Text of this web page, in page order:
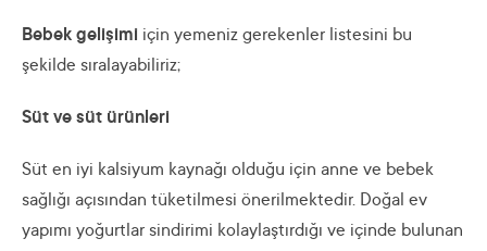
Bebek gelişimi için yemeniz gerekenler listesini bu
şekilde sıralayabiliriz;
Süt ve süt ürünleri
Süt en iyi kalsiyum kaynağı olduğu için anne ve bebek
sağlığı açısından tüketilmesi önerilmektedir. Doğal ev
yapımı yoğurtlar sindirimi kolaylaştırdığı ve içinde bulunan